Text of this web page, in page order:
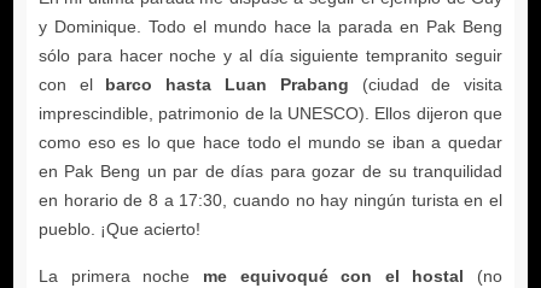
barco hasta Luan Prabang
me equivoqué con el hostal